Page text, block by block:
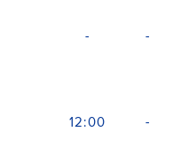
- -
12:00 -